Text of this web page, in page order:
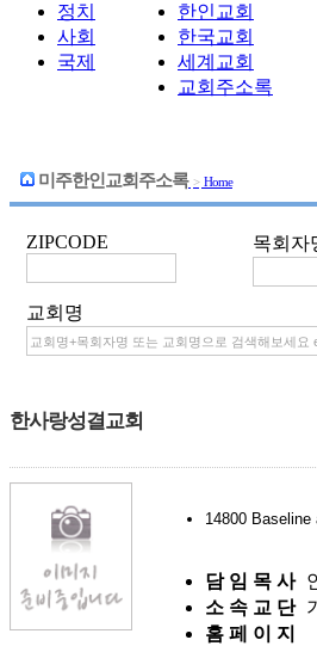
정치
사회
국제
한인교회
한국교회
세계교회
교회주소록
미주한인교회주소록 > Home
ZIPCODE 목회자
교회명
한사랑성결교회
14800
담 임 목 사
소 속 교 단
홈 페 이 지